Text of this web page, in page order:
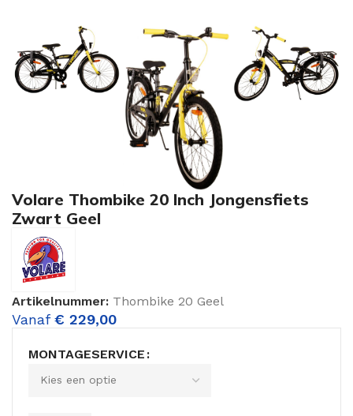
Volare Thombike 20 Inch Jongensfiets
Zwart Geel
Artikelnummer: Thombike 20 Geel
Vanaf € 229,00
MONTAGESERVICE